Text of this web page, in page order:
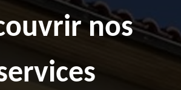
nos